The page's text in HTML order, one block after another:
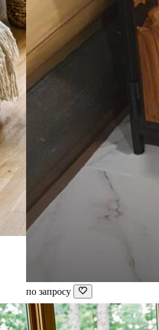
по запросу
Тумба из массива карагача с
раковиной из диабаза